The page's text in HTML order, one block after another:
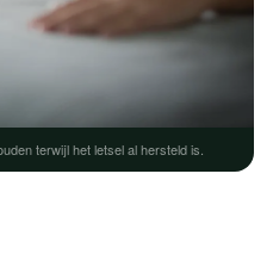
terwijl het letsel al hersteld is.